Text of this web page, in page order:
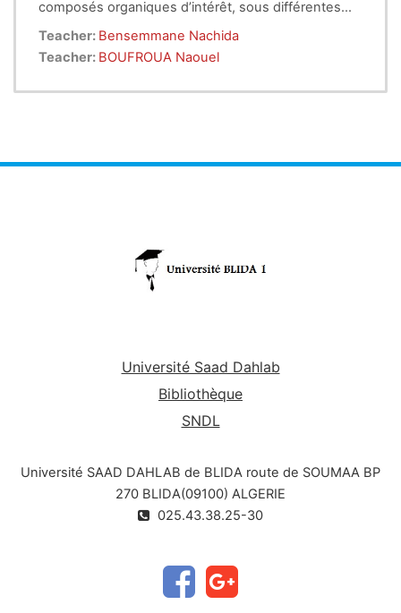
composés organiques d’intérêt, sous différentes
conditions méthodologiques.
Teacher: Bensemmane Nachida
Teacher: BOUFROUA Naouel
Université Saad Dahlab
Bibliothèque
SNDL
Université SAAD DAHLAB de BLIDA route de SOUMAA BP
270 BLIDA(09100) ALGERIE
025.43.38.25-30